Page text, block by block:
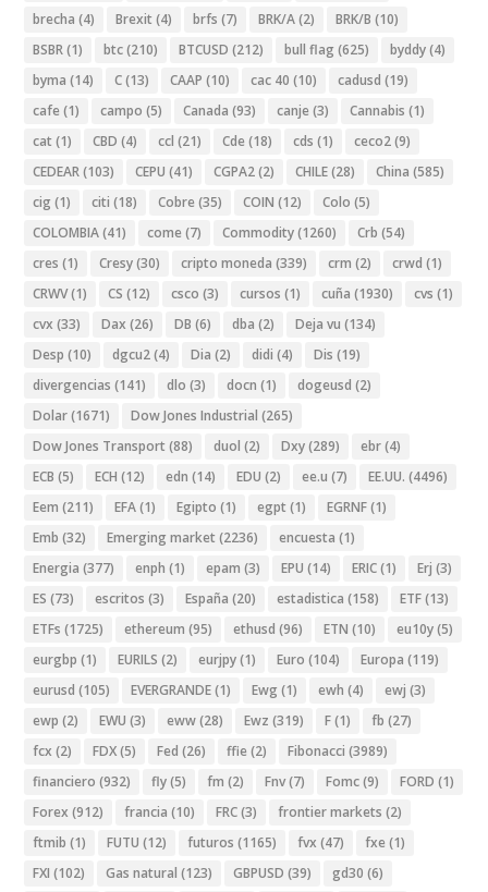
brecha (4) Brexit (4) brfs (7) BRK/A(2) BRK/B (10)
BSBR(1) btc(210) BTCUSD (212) bull flag (625) byddy(4)
byma (14) C(13) CAAP (10) cac 40 (10) cadusd (19)
cafe (1) campo (5) Canada (93) canje (3) Cannabis (1)
cat (1) CBD (4) ccl (21) Cde (18) cds (1) ceco2(9)
CEDEAR(103) CEPU (41) CGPA2(2) CHILE(28) China (585)
cig (1) citi (18) Cobre (35) COIN (12) Colo (5)
COLOMBIA(41) come (7) Commodity(1260) Crb (54)
cres (1) Cresy(30) cripto moneda (339) crm (2) crwd (1)
CRWV(1) CS (12) csco (3) cursos (1) cuña (1930) cvs (1)
cvx (33) Dax (26) DB (6) dba (2) Deja vu (134)
Desp (10) dgcu2(4) Dia (2) didi (4) Dis (19)
divergencias (141) dlo (3) docn (1) dogeusd (2)
Dolar(1671) Dow Jones Industrial (265)
Dow Jones Transport (88) duol (2) Dxy(289) ebr(4)
ECB (5) ECH (12) edn (14) EDU (2) ee.u (7) EE.UU. (4496)
Eem (211) EFA(1) Egipto (1) egpt (1) EGRNF(1)
Emb (32) Emerging market (2236) encuesta (1)
Energia (377) enph (1) epam (3) EPU (14) ERIC(1) Erj (3)
ES (73) escritos (3) España (20) estadistica (158) ETF(13)
ETFs (1725) ethereum (95) ethusd (96) ETN (10) eu10y(5)
eurgbp (1) EURILS (2) eurjpy(1) Euro (104) Europa (119)
eurusd (105) EVERGRANDE(1) Ewg (1) ewh (4) ewj (3)
ewp (2) EWU (3) eww(28) Ewz (319) F(1) fb (27)
fcx (2) FDX(5) Fed (26) ffie (2) Fibonacci (3989)
financiero (932) fly(5) fm (2) Fnv(7) Fomc(9) FORD (1)
Forex (912) francia (10) FRC(3) frontier markets (2)
ftmib (1) FUTU (12) futuros (1165) fvx (47) fxe (1)
FXI (102) Gas natural (123) GBPUSD (39) gd30 (6)